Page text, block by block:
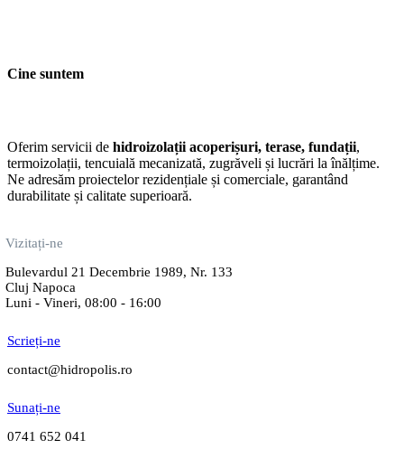
Cine suntem
Oferim servicii de hidroizolații acoperișuri, terase, fundații,
termoizolații, tencuială mecanizată, zugrăveli și lucrări la înălțime.
Ne adresăm proiectelor rezidențiale și comerciale, garantând
durabilitate și calitate superioară.
Vizitați-ne
Bulevardul 21 Decembrie 1989, Nr. 133
Cluj Napoca
Luni - Vineri, 08:00 - 16:00
Scrieți-ne
contact@hidropolis.ro
Sunați-ne
0741 652 041